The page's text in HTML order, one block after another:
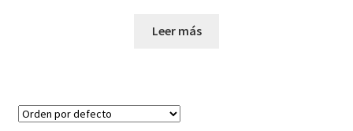
Leer más